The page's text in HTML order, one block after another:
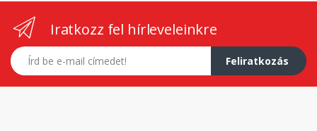
Iratkozz fel hírleveleinkre
E-mail címed
Feliratkozás